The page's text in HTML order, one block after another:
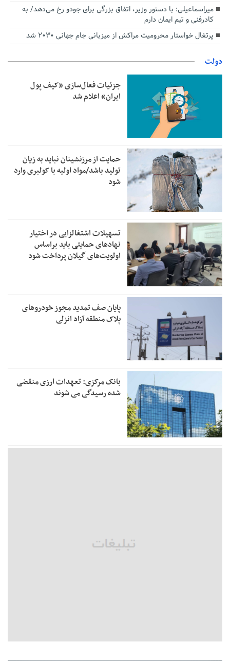
میراسماعیلی: با دستور وزیر، اتفاق بزرگی برای جودو رخ می‌دهد/ به
کادرفنی و تیم ایمان دارم
پرتغال خواستار محرومیت مراکش از میزبانی جام جهانی ۲۰۳۰ شد
دولت
جزئیات فعال‌سازی «کیف پول
ایران» اعلام شد
حمایت از مرزنشینان نباید به زیان
تولید باشد/مواد اولیه با کولبری وارد
شود
تسهیلات اشتغالزایی در اختیار
نهادهای حمایتی باید براساس
اولویت‌های گیلان پرداخت شود
پایان صف تمدید مجوز خودروهای
پلاک منطقه آزاد انزلی
بانک مرکزی: تعهدات ارزی منقضی
شده رسیدگی می شوند